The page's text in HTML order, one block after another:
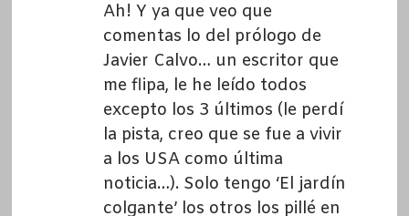
Ah! Y ya que veo que
comentas lo del prólogo de
Javier Calvo… un escritor que
me flipa, le he leído todos
excepto los 3 últimos (le perdí
la pista, creo que se fue a vivir
a los USA como última
noticia…). Solo tengo ‘El jardín
colgante’ los otros los pillé en